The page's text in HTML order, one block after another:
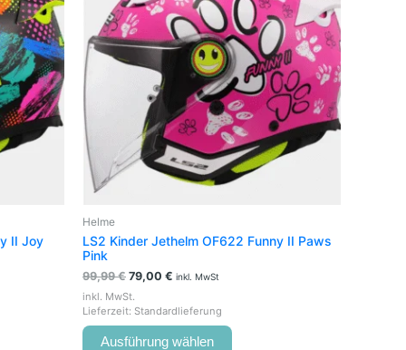
II Joy
Helme
LS2 Kinder Jethelm OF622 Funny II Paws
Pink
99,99€ 79,00 € inkl. MwSt
inkl. MwSt.
Lieferzeit: Standardlieferung
Ausführung wählen
mehrere
Varianten
auf.
Die
Optionen
können
auf
der
Produktseite
gewählt